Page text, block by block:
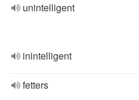
unintelligent
inintelligent
fetters